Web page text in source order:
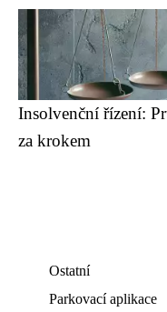
Insolvenční řízení:
za krokem
Ostatní
Parkovací aplikace